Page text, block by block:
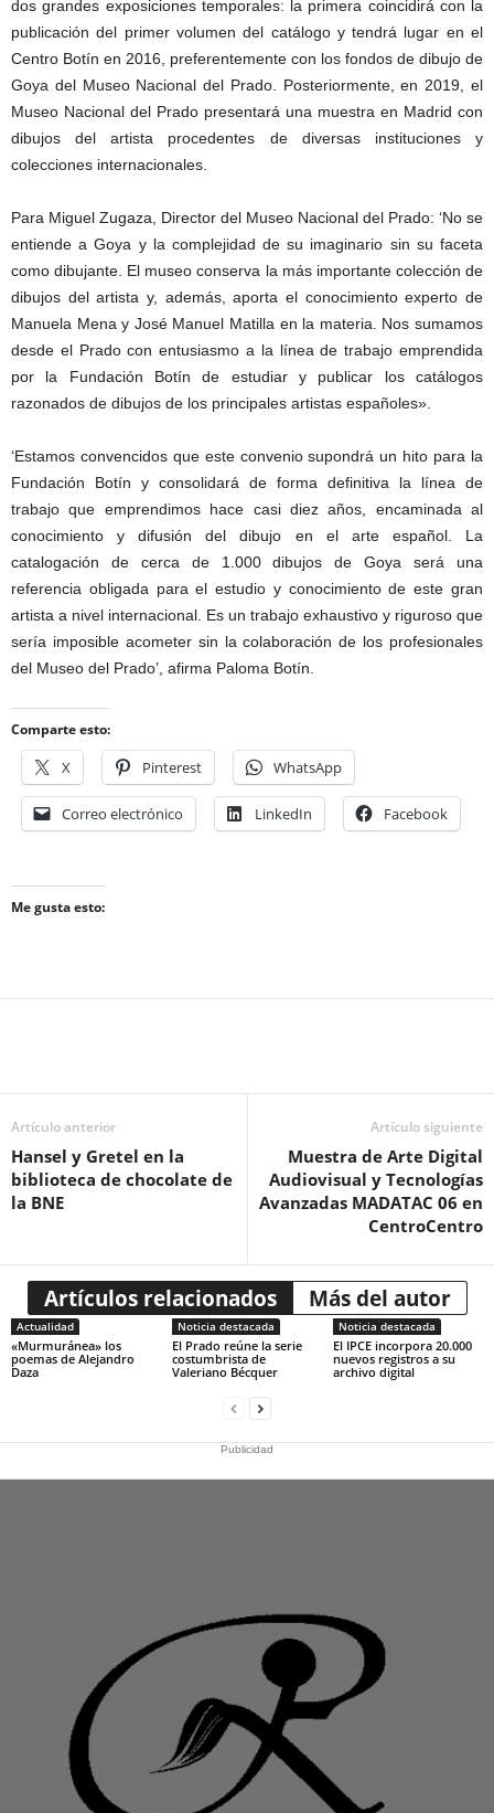
dos grandes exposiciones temporales: la primera coincidirá con la
publicación del primer volumen del catálogo y tendrá lugar en el
Centro Botín en 2016, preferentemente con los fondos de dibujo de
Goya del Museo Nacional del Prado. Posteriormente, en 2019, el
Museo Nacional del Prado presentará una muestra en Madrid con
dibujos del artista procedentes de diversas instituciones y
colecciones internacionales.
Para Miguel Zugaza, Director del Museo Nacional del Prado: ‘No se
entiende a Goya y la complejidad de su imaginario sin su faceta
como dibujante. El museo conserva la más importante colección de
dibujos del artista y, además, aporta el conocimiento experto de
Manuela Mena y José Manuel Matilla en la materia. Nos sumamos
desde el Prado con entusiasmo a la línea de trabajo emprendida
por la Fundación Botín de estudiar y publicar los catálogos
razonados de dibujos de los principales artistas españoles».
‘Estamos convencidos que este convenio supondrá un hito para la
Fundación Botín y consolidará de forma definitiva la línea de
trabajo que emprendimos hace casi diez años, encaminada al
conocimiento y difusión del dibujo en el arte español. La
catalogación de cerca de 1.000 dibujos de Goya será una
referencia obligada para el estudio y conocimiento de este gran
artista a nivel internacional. Es un trabajo exhaustivo y riguroso que
sería imposible acometer sin la colaboración de los profesionales
del Museo del Prado’, afirma Paloma Botín.
Comparte esto:
X Pinterest WhatsApp
Correo electrónico LinkedIn Facebook
Me gusta esto:
Artículo anterior
Hansel y Gretel en la
biblioteca de chocolate de
la BNE
Artículo siguiente
Muestra de Arte Digital
Audiovisual y Tecnologías
Avanzadas MADATAC 06 en
CentroCentro
Artículos relacionados Más del autor
Actualidad
«Murmuránea» los
poemas de Alejandro
Daza
Noticia destacada
El Prado reúne la serie
costumbrista de
Valeriano Bécquer
Noticia destacada
El IPCE incorpora 20.000
nuevos registros a su
archivo digital
Publicidad